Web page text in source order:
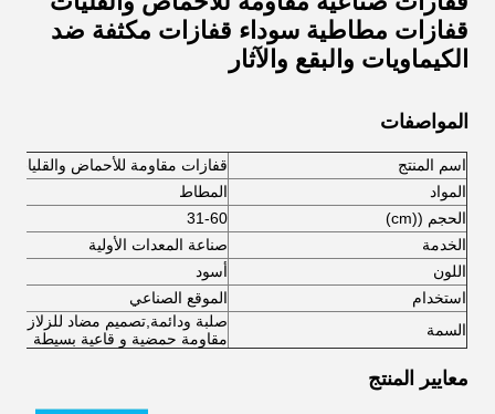
قفازات مطاطية سوداء قفازات مكثفة ضد
الكيماويات والبقع والآثار
المواصفات
اسم المنتج
قفازات مقاومة للأحماض والقليات
المواد
المطاط
الحجم ((cm)
31-60
الخدمة
صناعة المعدات الأولية
اللون
أسود
استخدام
الموقع الصناعي
السمة
صلبة ودائمة تصميم مضاد للزلازل،
مقاومة حمضية و قاعية بسيطة
معايير المنتج